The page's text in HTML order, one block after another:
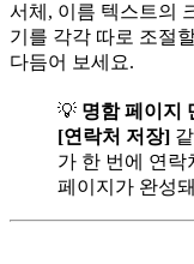
서체, 이름 텍스트의
기를 각각 따로 조절
다듬어 보세요.
💡 명함 페이지
[연락처 저장]
가 한 번에 연락
페이지가 완성